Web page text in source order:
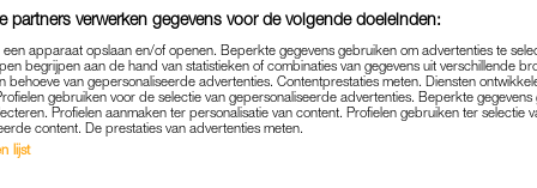
tegen, de deadline van de opening moeten ze
huidige vriend Ed (51) die in Nederland woont. Na een
zitten. Veel tegenslagen en ruim een jaar hard werken
zijn ondernemers die een paar dagen komen
partners verwerken gegevens voor de volgende doeleinden:
apparaat opslaan en/of openen. Beperkte gegevens gebruiken om advertenties te
begrijpen aan de hand van statistieken of combinaties van gegevens uit verschillende
behoeve van gepersonaliseerde advertenties. Contentprestaties meten. Diensten
gebruiken voor de selectie van gepersonaliseerde advertenties. Beperkte
Profielen aanmaken ter personalisatie van content. Profielen gebruiken ter selectie
content. De prestaties van advertenties meten.
lijst